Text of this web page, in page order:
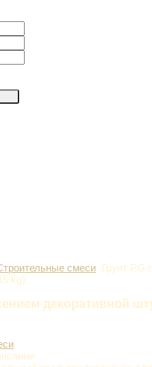
смеси Грунт PG
kg)
декоративной